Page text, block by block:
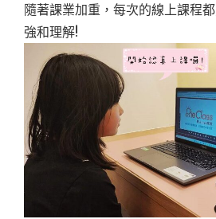
隨著課業加重，每次的線上課程
強和理解!